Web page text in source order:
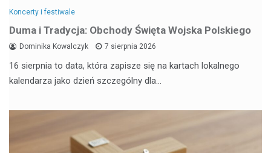
Koncerty i festiwale
Duma i Tradycja: Obchody Święta Wojska Polskiego
Dominika Kowalczyk 7 sierpnia 2026
16 sierpnia to data, która zapisze się na kartach lokalnego
kalendarza jako dzień szczególny dla…